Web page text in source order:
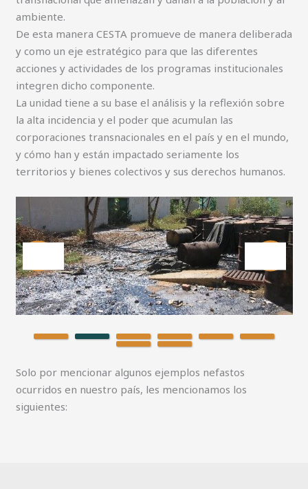
ambiente.
De esta manera CESTA promueve de manera deliberada
y como un eje estratégico para que las diferentes
acciones y actividades de los programas institucionales
integren dicho componente.
La unidad tiene a su base el análisis y la reflexión sobre
la alta incidencia y el poder que acumulan las
corporaciones transnacionales en el país y en el mundo,
y cómo han y están impactado seriamente los
territorios y bienes colectivos y sus derechos humanos.
Solo por mencionar algunos ejemplos nefastos
ocurridos en nuestro país, les mencionamos los
siguientes: